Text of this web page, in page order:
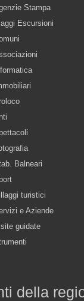
Stampa
Escursioni
Balneari
turistici
e Aziende
guidate
della